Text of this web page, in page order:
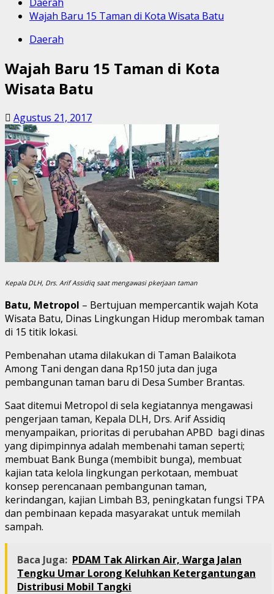
Wajah Baru 15 Taman di Kota Wisata Batu
Daerah
Wajah Baru 15 Taman di Kota
Wisata Batu
Agustus 21, 2017
Kepala DLH, Drs. Arif Assidiq saat mengawasi pkerjaan taman
Batu, Metropol – Bertujuan mempercantik wajah Kota
Wisata Batu, Dinas Lingkungan Hidup merombak taman
di 15 titik lokasi.
Pembenahan utama dilakukan di Taman Balaikota
Among Tani dengan dana Rp150 juta dan juga
pembangunan taman baru di Desa Sumber Brantas.
Saat ditemui Metropol di sela kegiatannya mengawasi
pengerjaan taman, Kepala DLH, Drs. Arif Assidiq
menyampaikan, prioritas di perubahan APBD bagi dinas
yang dipimpinnya adalah membenahi taman seperti;
membuat Bank Bunga (membibit bunga), membuat
kajian tata kelola lingkungan perkotaan, membuat
konsep perencanaan pembangunan taman,
kerindangan, kajian Limbah B3, peningkatan fungsi TPA
dan pembinaan kepada masyarakat untuk memilah
sampah.
Baca Juga: PDAM Tak Alirkan Air, Warga Jalan
Tengku Umar Lorong Keluhkan Ketergantungan
Distribusi Mobil Tangki